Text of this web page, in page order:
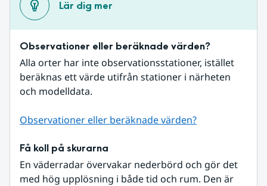
Lär dig mer
Observationer eller beräknade värden?
Alla orter har inte observationsstationer, istället
beräknas ett värde utifrån stationer i närheten
och modelldata.
Observationer eller beräknade värden?
Få koll på skurarna
En väderradar övervakar nederbörd och gör det
med hög upplösning i både tid och rum. Den är